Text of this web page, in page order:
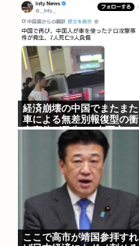
経済崩壊の中国でまたまた
車による無差別報復型の衝
突事件が発生、7人死亡9
ここで高市が靖国参拝すれ